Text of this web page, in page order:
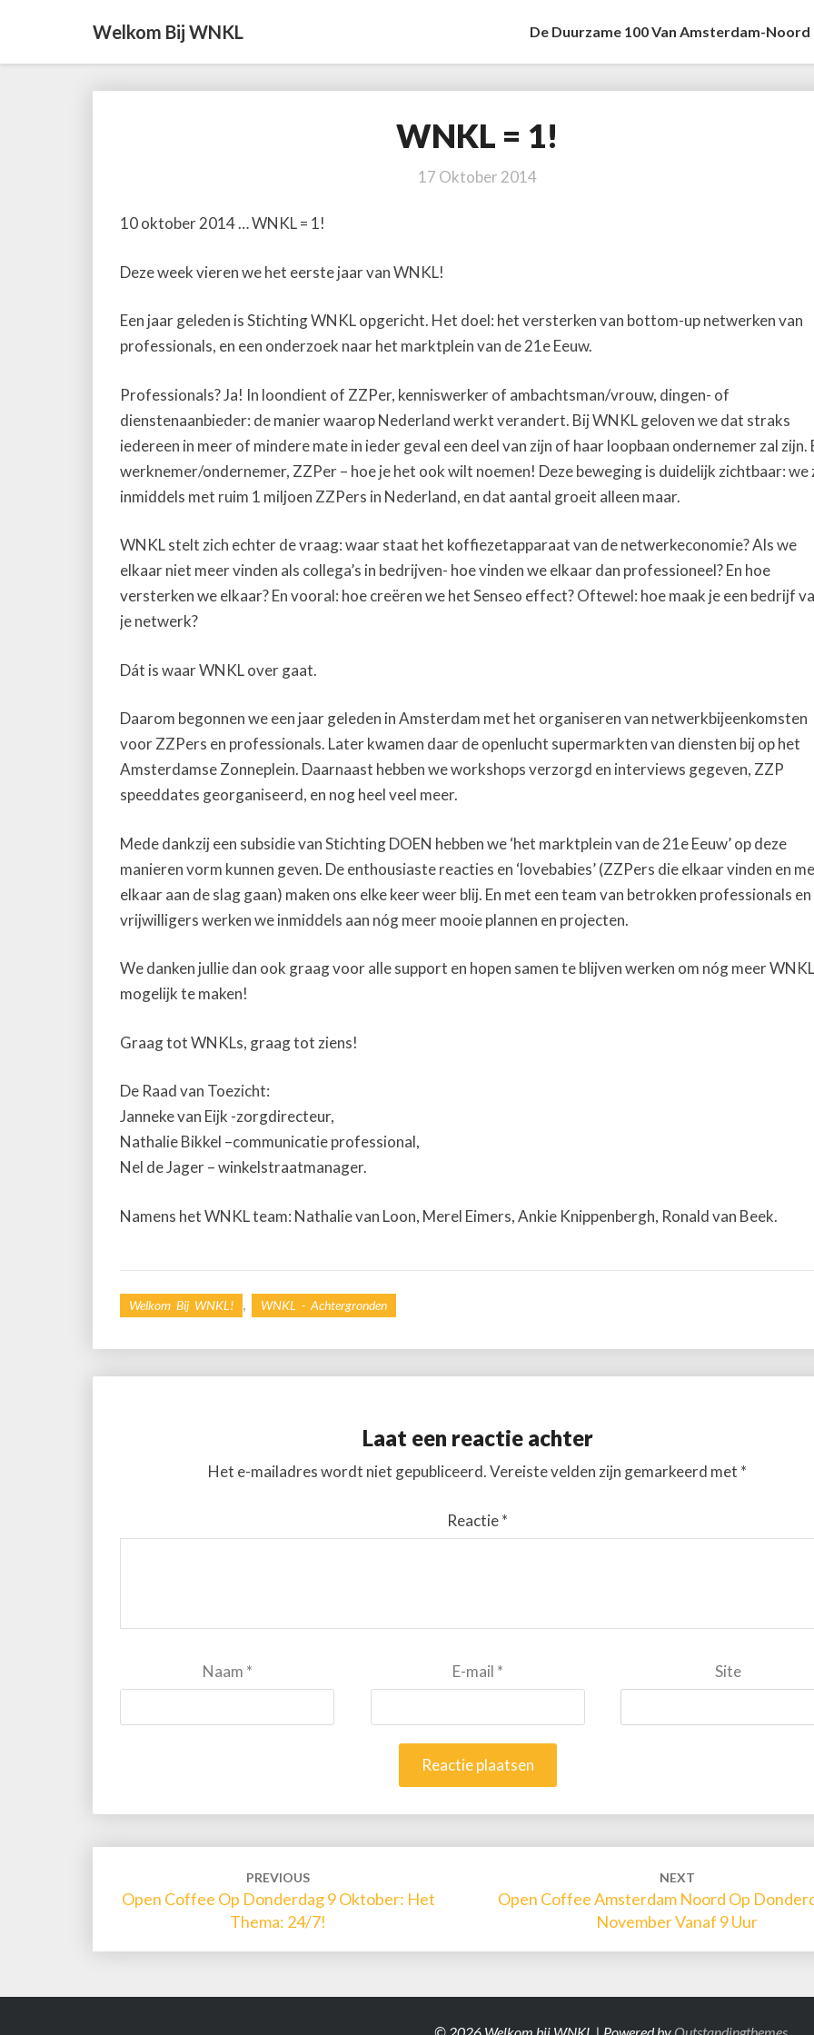
Welkom Bij WNKL De Duurzame 100 Van Amsterdam-Noord
WNKL
=
1!
WNKL = 1!
17 Oktober 2014
10 oktober 2014 … WNKL = 1!
Deze week vieren we het eerste jaar van WNKL!
Een jaar geleden is Stichting WNKL opgericht. Het doel: het versterken van bottom-up netwerken van
professionals, en een onderzoek naar het marktplein van de 21e Eeuw.
Professionals? Ja! In loondient of ZZPer, kenniswerker of ambachtsman/vrouw, dingen- of
dienstenaanbieder: de manier waarop Nederland werkt verandert. Bij WNKL geloven we dat straks
iedereen in meer of mindere mate in ieder geval een deel van zijn of haar loopbaan ondernemer zal zijn.
werknemer/ondernemer, ZZPer – hoe je het ook wilt noemen! Deze beweging is duidelijk zichtbaar: we
inmiddels met ruim 1 miljoen ZZPers in Nederland, en dat aantal groeit alleen maar.
WNKL stelt zich echter de vraag: waar staat het koffiezetapparaat van de netwerkeconomie? Als we
elkaar niet meer vinden als collega’s in bedrijven- hoe vinden we elkaar dan professioneel? En hoe
versterken we elkaar? En vooral: hoe creëren we het Senseo effect? Oftewel: hoe maak je een bedrijf
je netwerk?
Dát is waar WNKL over gaat.
Daarom begonnen we een jaar geleden in Amsterdam met het organiseren van netwerkbijeenkomsten
voor ZZPers en professionals. Later kwamen daar de openlucht supermarkten van diensten bij op het
Amsterdamse Zonneplein. Daarnaast hebben we workshops verzorgd en interviews gegeven, ZZP
speeddates georganiseerd, en nog heel veel meer.
Mede dankzij een subsidie van Stichting DOEN hebben we ‘het marktplein van de 21e Eeuw’ op deze
manieren vorm kunnen geven. De enthousiaste reacties en ‘lovebabies’ (ZZPers die elkaar vinden en
elkaar aan de slag gaan) maken ons elke keer weer blij. En met een team van betrokken professionals en
vrijwilligers werken we inmiddels aan nóg meer mooie plannen en projecten.
We danken jullie dan ook graag voor alle support en hopen samen te blijven werken om nóg meer WNKL
mogelijk te maken!
Graag tot WNKLs, graag tot ziens!
De Raad van Toezicht:
Janneke van Eijk -zorgdirecteur,
Nathalie Bikkel –communicatie professional,
Nel de Jager – winkelstraatmanager.
Namens het WNKL team: Nathalie van Loon, Merel Eimers, Ankie Knippenbergh, Ronald van Beek.
Welkom Bij WNKL! , WNKL - Achtergronden
Laat een reactie achter
Het e-mailadres wordt niet gepubliceerd. Vereiste velden zijn gemarkeerd met *
Reactie*
Naam * E-mail * Site
navigation
PREVIOUS
Open Coffee Op Donderdag 9 Oktober: Het
Thema: 24/7!
NEXT
Open Coffee Amsterdam Noord Op
November Vanaf 9 Uur